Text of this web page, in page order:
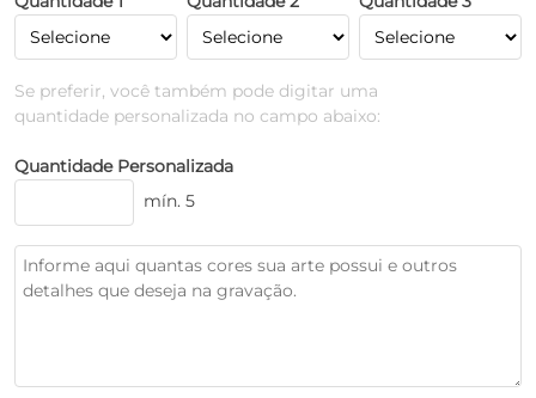
Se preferir, você também pode digitar uma
quantidade personalizada no campo abaixo:
Quantidade Personalizada
mín. 5